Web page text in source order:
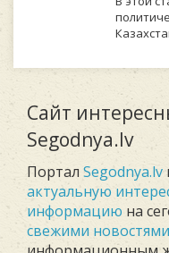
Сайт
Segodnya.lv
Портал Segodnya.lv
актуальную
информацию на
свежими новостями